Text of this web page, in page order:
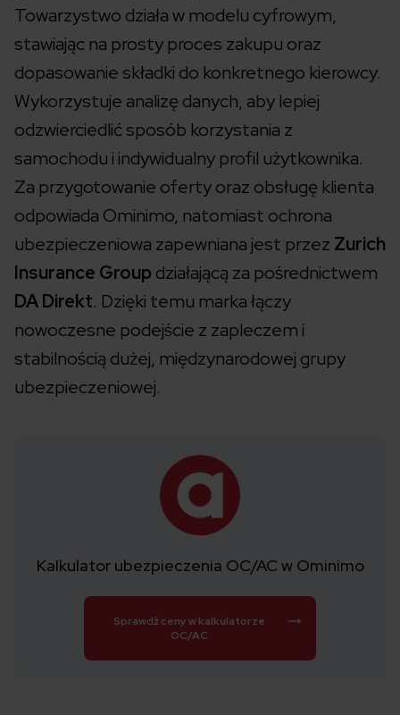
Towarzystwo działa w modelu cyfrowym,
stawiając na prosty proces zakupu oraz
dopasowanie składki do konkretnego kierowcy.
Wykorzystuje analizę danych, aby lepiej
odzwierciedlić sposób korzystania z
samochodu i indywidualny profil użytkownika.
Za przygotowanie oferty oraz obsługę klienta
odpowiada Ominimo, natomiast ochrona
ubezpieczeniowa zapewniana jest przez Zurich
Insurance Group działającą za pośrednictwem
DA Direkt. Dzięki temu marka łączy
nowoczesne podejście z zapleczem i
stabilnością dużej, międzynarodowej grupy
ubezpieczeniowej.
Kalkulator ubezpieczenia OC/AC w Ominimo
Sprawdź ceny w kalkulatorze
OC/AC